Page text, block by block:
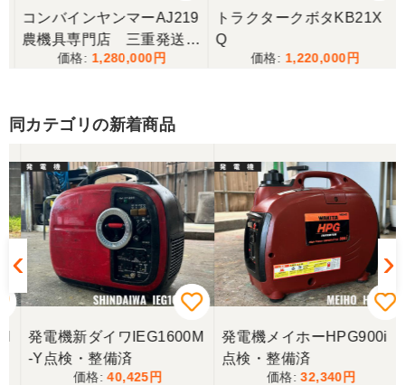
コンバインヤンマーAJ219
農機具専門店 三重発送整
備済み
1,280,000
トラクタークボタKB21X
Q
1,220,000
同カテゴリの新着商品
発電機新ダイワIEG1600M
-Y点検・整備済
40,425
発電機メイホーHPG900i
点検・整備済
32,340